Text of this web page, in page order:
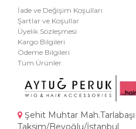
İade ve Değişim Koşulları
Şartlar ve Koşullar
Üyelik Sözleşmesi
Kargo Bilgileri
Ödeme Bilgileri
Tüm Ürünler
Şehit Muhtar
Taksim/Beyoğlu/İstanbul